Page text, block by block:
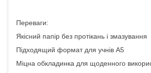
Переваги:
Якісний папір без протікань і змазування
Підходящий формат для учнів А5
Міцна обкладинка для щоденного